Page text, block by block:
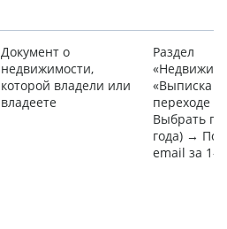
Документ о
недвижимости,
которой владели или
владеете
Раздел
«Выписка
переходе
Выбрать
года) →
email за 1-